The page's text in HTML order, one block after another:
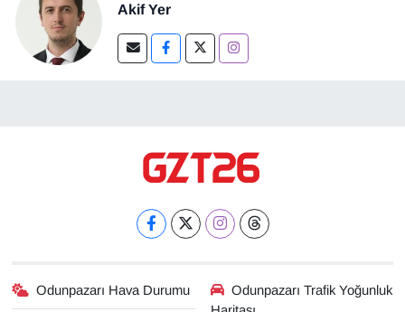
Akif Yer
Odunpazarı Hava Durumu
Odunpazarı Trafik Yoğunluk